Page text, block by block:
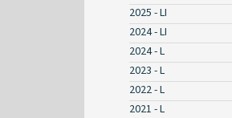
2025 - LI
2024 - LI
2024 - L
2023 - L
2022 - L
2021 - L